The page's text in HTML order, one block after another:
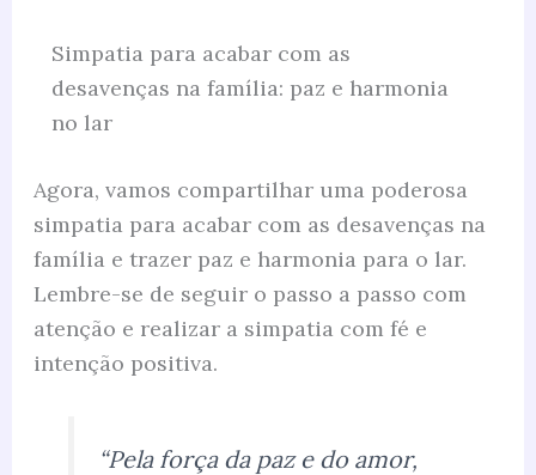
Simpatia para acabar com as
desavenças na família: paz e harmonia
no lar
Agora, vamos compartilhar uma poderosa
simpatia para acabar com as desavenças na
família e trazer paz e harmonia para o lar.
Lembre-se de seguir o passo a passo com
atenção e realizar a simpatia com fé e
intenção positiva.
“Pela força da paz e do amor,